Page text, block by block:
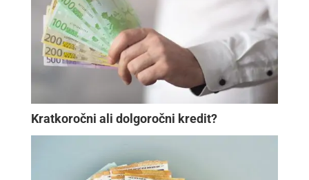
Kratkoročni ali dolgoročni kredit?